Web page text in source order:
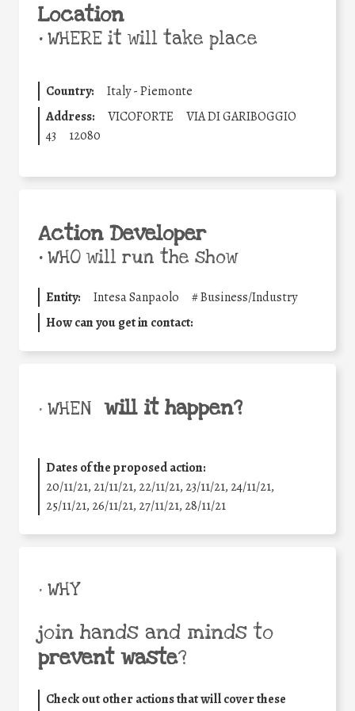
Location
•WHERE it will take place
Country:
Italy - Piemonte
Address:
VICOFORTE
VIA DI GARIBOGGIO
43
12080
Action Developer
•WHO will run the show
Entity: Intesa Sanpaolo #Business/Industry
How can you get in contact:
• WHEN will it happen?
Dates of the proposed action:
20/11/21, 21/11/21, 22/11/21, 23/11/21, 24/11/21,
25/11/21, 26/11/21, 27/11/21, 28/11/21
• WHY
join hands and minds to
prevent waste?
Check out other actions that will cover these